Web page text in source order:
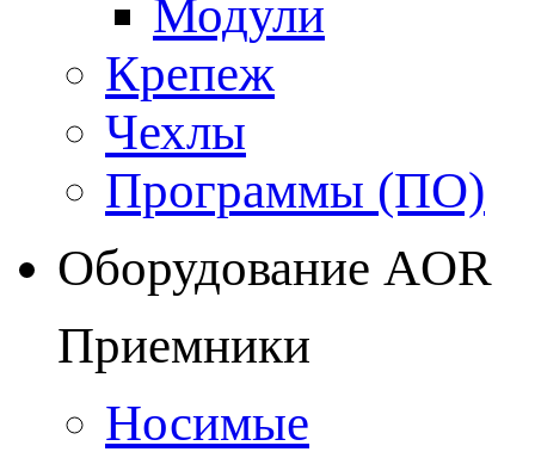
Модули
Крепеж
Чехлы
Программы (ПО)
Оборудование AOR
Приемники
Носимые